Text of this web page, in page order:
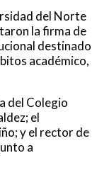
del Norte
la firma de
destinado
académico,
del Colegio
el
y el rector de
a